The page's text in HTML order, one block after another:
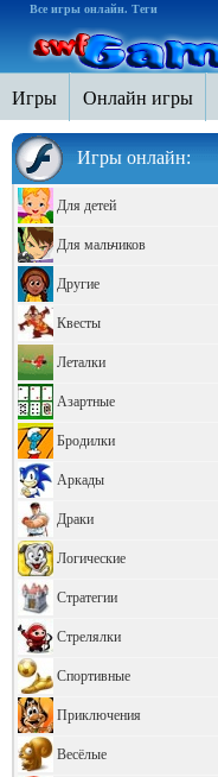
Все игры онлайн. Теги
Игры Онлайн игры
Игры онлайн:
Для детей
Для мальчиков
Другие
Квесты
Леталки
Азартные
Бродилки
Аркады
Драки
Логические
Стратегии
Стрелялки
Спортивные
Приключения
Весёлые